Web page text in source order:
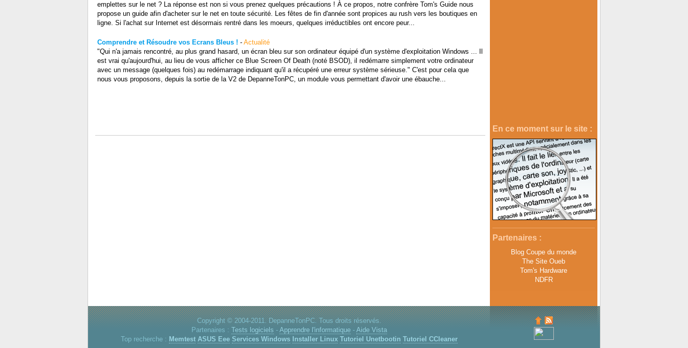
En ce moment sur le site :
Partenaires :
Blog Coupe du monde
The Site Oueb
Tom's Hardware
NDFR
emplettes sur le net ? La réponse est non si vous prenez quelques précautions ! À ce propos, notre confrère Tom's Guide nous
propose un guide afin d'acheter sur le net en toute sécurité. Les fêtes de fin d'année sont propices au rush vers les boutiques en
ligne. Si l'achat sur Internet est désormais rentré dans les moeurs, quelques irréductibles ont encore peur...
Comprendre et Résoudre vos Ecrans Bleus ! - Actualité
"Qui n'a jamais rencontré, au plus grand hasard, un écran bleu sur son ordinateur équipé d'un système d'exploitation Windows ... Il
est vrai qu'aujourd'hui, au lieu de vous afficher ce Blue Screen Of Death (noté BSOD), il redémarre simplement votre ordinateur
avec un message (quelques fois) au redémarrage indiquant qu'il a récupéré une erreur système sérieuse." C'est pour cela que
nous vous proposons, depuis la sortie de la V2 de DepanneTonPC, un module vous permettant d'avoir une ébauche...
Copyright © 2004-2011. DepanneTonPC. Tous droits réservés.
Partenaires : Tests logiciels - Apprendre l'informatique- Aide Vista
Top recherche : Memtest ASUS Eee Services Windows Installer Linux Tutoriel Unetbootin Tutoriel CCleaner